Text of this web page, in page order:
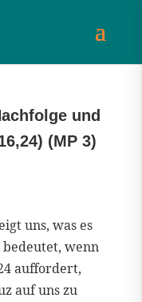
und
(MP 3)
uns, was es
wenn
auffordert,
auf uns zu